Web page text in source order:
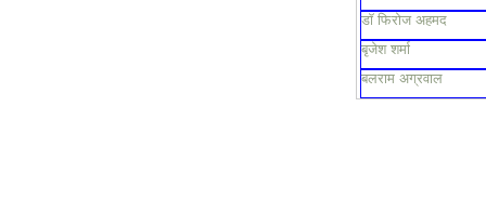
डॉ फिरोज अहमद
बृजेश शर्मा
बलराम अग्रवाल